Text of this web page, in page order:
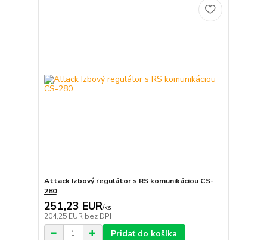
Attack Izbový regulátor s RS komunikáciou CS-
280
251,23 EUR/ks
204,25 EUR bez DPH
Pridať do košíka